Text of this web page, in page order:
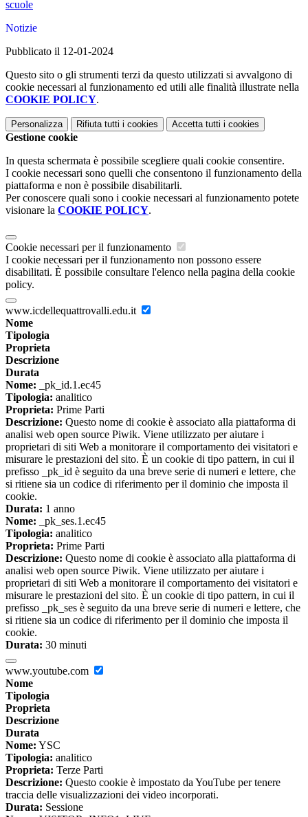
scuole
Notizie
Pubblicato il 12-01-2024
Questo sito o gli strumenti terzi da questo utilizzati si avvalgono di
cookie necessari al funzionamento ed utili alle finalità illustrate nella
COOKIE POLICY.
Personalizza Rifiuta tutti i cookies Accetta tutti i cookies
Gestione cookie
In questa schermata è possibile scegliere quali cookie consentire.
I cookie necessari sono quelli che consentono il funzionamento della
piattaforma e non è possibile disabilitarli.
Per conoscere quali sono i cookie necessari al funzionamento potete
visionare la COOKIE POLICY.
Cookie necessari per il funzionamento
I cookie necessari per il funzionamento non possono essere
disabilitati. È possibile consultare l'elenco nella pagina della cookie
policy.
www.icdellequattrovalli.edu.it
Nome
Tipologia
Proprieta
Descrizione
Durata
Nome: _pk_id.1.ec45
Tipologia: analitico
Proprieta: Prime Parti
Descrizione: Questo nome di cookie è associato alla piattaforma di
analisi web open source Piwik. Viene utilizzato per aiutare i
proprietari di siti Web a monitorare il comportamento dei visitatori e
misurare le prestazioni del sito. È un cookie di tipo pattern, in cui il
prefisso _pk_id è seguito da una breve serie di numeri e lettere, che
si ritiene sia un codice di riferimento per il dominio che imposta il
cookie.
Durata: 1 anno
Nome: _pk_ses.1.ec45
Tipologia: analitico
Proprieta: Prime Parti
Descrizione: Questo nome di cookie è associato alla piattaforma di
analisi web open source Piwik. Viene utilizzato per aiutare i
proprietari di siti Web a monitorare il comportamento dei visitatori e
misurare le prestazioni del sito. È un cookie di tipo pattern, in cui il
prefisso _pk_ses è seguito da una breve serie di numeri e lettere, che
si ritiene sia un codice di riferimento per il dominio che imposta il
cookie.
Durata: 30 minuti
www.youtube.com
Nome
Tipologia
Proprieta
Descrizione
Durata
Nome: YSC
Tipologia: analitico
Proprieta: Terze Parti
Descrizione: Questo cookie è impostato da YouTube per tenere
traccia delle visualizzazioni dei video incorporati.
Durata: Sessione